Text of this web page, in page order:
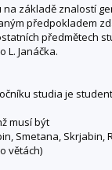
základě znalostí
předpokladem
předmětech
Janáčka.
studia je
musí být
Smetana,
větách)